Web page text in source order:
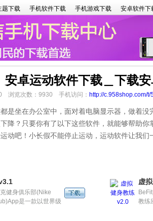
题下载 手机软件下载 手机游戏下载 安卓软件下
安卓运动软件下载＿下载
浏览次数：9930 手机访问： http://c.958shop.com/t/
坐在办公室中，面对着电脑显示器，做着没
降？只要你有了以下这些软件，就能够帮助
动吧！小长假不能停止运动，运动软件让我们
健身俱乐部(Nike
是一款以世界级
虚
教练